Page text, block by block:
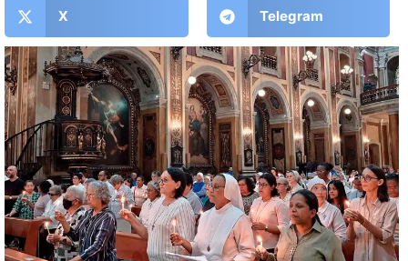
X Telegram